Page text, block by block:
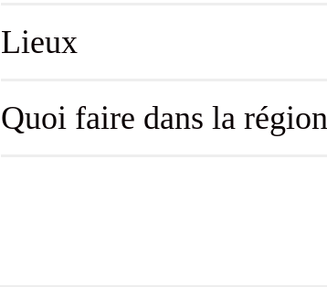
Lieux
Quoi faire dans la région